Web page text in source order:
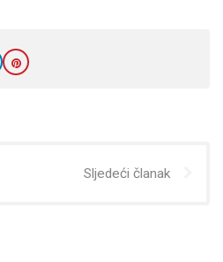
Sljedeći članak